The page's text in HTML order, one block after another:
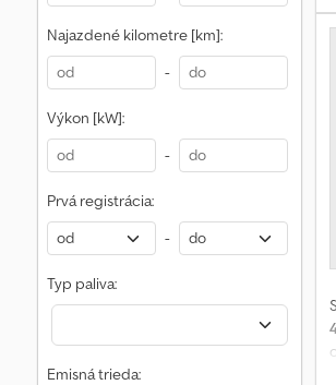
Najazdené kilometre [km]:
-
Výkon [kW]:
-
Prvá registrácia:
-
Typ paliva:
Emisná trieda: